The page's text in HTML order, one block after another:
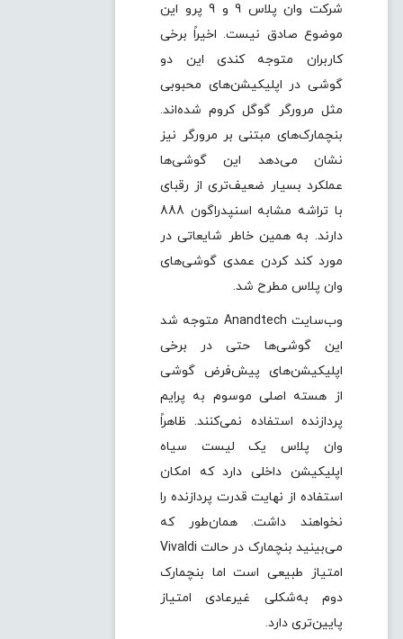
شرکت وان پلاس 9 و 9 پرو این
موضوع صادق نیست. اخیراً برخی
کاربران متوجه کندی این دو
گوشی در اپلیکیشن‌های محبوبی
مثل مرورگر گوگل کروم شده‌اند.
بنچمارک‌های مبتنی بر مرورگر نیز
نشان می‌دهد این گوشی‌ها
عملکرد بسیار ضعیف‌تری از رقبای
با تراشه مشابه اسنپدراگون 888
دارند. به همین خاطر شایعاتی در
مورد کند کردن عمدی گوشی‌های
وان پلاس مطرح شد.
وب‌سایت Anandtech متوجه شد
این گوشی‌ها حتی در برخی
اپلیکیشن‌های پیش‌فرض گوشی
از هسته اصلی موسوم به پرایم
پردازنده استفاده نمی‌کنند. ظاهراً
وان پلاس یک لیست سیاه
اپلیکیشن داخلی دارد که امکان
استفاده از نهایت قدرت پردازنده را
نخواهند داشت. همان‌طور که
می‌بینید بنچمارک در حالت Vivaldi
امتیاز طبیعی است اما بنچمارک
دوم به‌شکلی غیرعادی امتیاز
پایین‌تری دارد.